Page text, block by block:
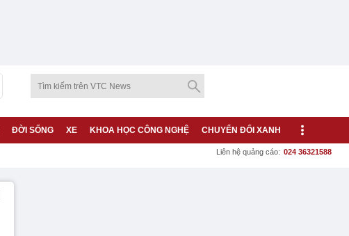
ĐỜI SỐNG XE KHOA HỌC CÔNG NGHỆ CHUYỂN ĐỔI XANH
Liên hệ quảng cáo: 024 36321588